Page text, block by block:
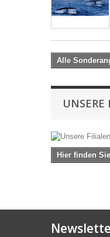
Alle
UNSERE
Hier finden